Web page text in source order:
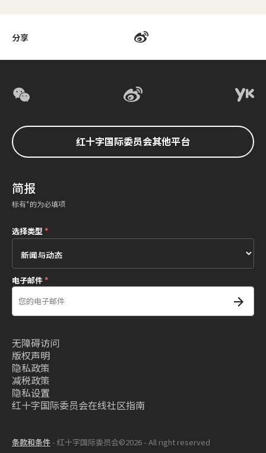
分享
红十字国际委员会其他平台
简报
标有*的为必填项
选择类型*
电子邮件*
无障碍访问
版权声明
隐私政策
减税政策
隐私设置
红十字国际委员会在线社区指南
条款和条件- 红十字国际委员会©2026 - All right reserved